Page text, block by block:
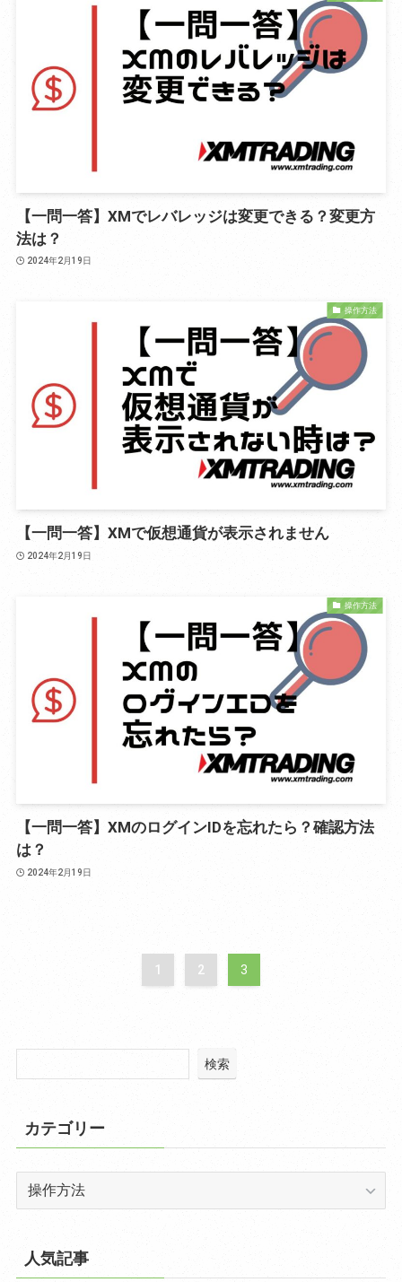
【一問一答】XMでレバレッジは変更できる？変更方
法は？
2024年2月19日
操作方法
【一問一答】XMで仮想通貨が表示されません
2024年2月19日
操作方法
【一問一答】XMのログインIDを忘れたら？確認方法
は？
2024年2月19日
1 2 3
検索
カテゴリー
テ
ー
人気記事